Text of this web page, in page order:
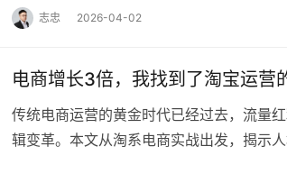
你避开转型阵痛，实现增长正循环。 做小
我想以运…
志忠 2026-04-02
电商增长3倍，我找到了淘宝运营
传统电商运营的黄金时代已经过去，流量
辑变革。本文从淘系电商实战出发，揭示